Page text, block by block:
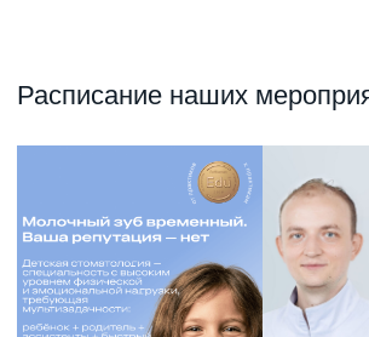
16 000₽ 24 сентября
(Автор Владимир Шейфер)
Оказание неотложной
и экстренной помощи
пациенту в амбулаторных
условиях
22 октября
(Автор Алексей Старков)